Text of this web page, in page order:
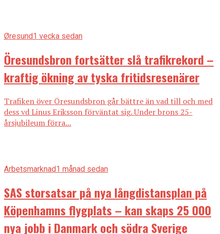
Øresund1 vecka sedan
Öresundsbron fortsätter slå trafikrekord –
kraftig ökning av tyska fritidsresenärer
Trafiken över Öresundsbron går bättre än vad till och med
dess vd Linus Eriksson förväntat sig. Under brons 25-
årsjubileum förra...
Arbetsmarknad1 månad sedan
SAS storsatsar på nya långdistansplan på
Köpenhamns flygplats – kan skaps 25 000
nya jobb i Danmark och södra Sverige